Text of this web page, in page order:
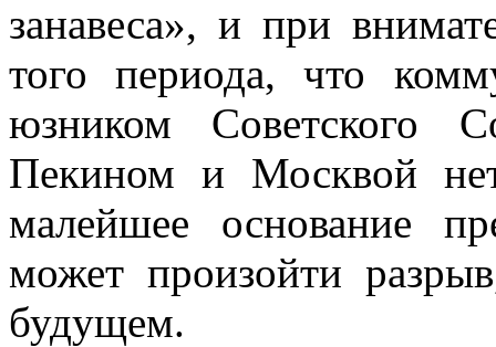
занавеса», и при
того периода, что
юзником Советского
Пекином и Москвой
малейшее основание
может произойти
будущем.